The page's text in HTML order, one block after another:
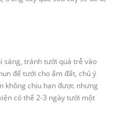
sáng, tránh tưới quá trễ vào
để tưới cho ẩm đất, chú ý
không chịu hạn được nhưng
có thể 2-3 ngày tưới một